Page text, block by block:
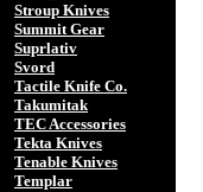
Stroup Knives
Summit Gear
Suprlativ
Svord
Tactile Knife Co.
Takumitak
TEC Accessories
Tekta Knives
Tenable Knives
Templar